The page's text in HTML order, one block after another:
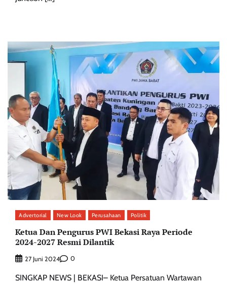
Advertorial New Look Perusahaan Politik
Ketua Dan Pengurus PWI Bekasi Raya Periode
2024-2027 Resmi Dilantik
27 Juni 2024 0
SINGKAP NEWS | BEKASI– Ketua Persatuan Wartawan